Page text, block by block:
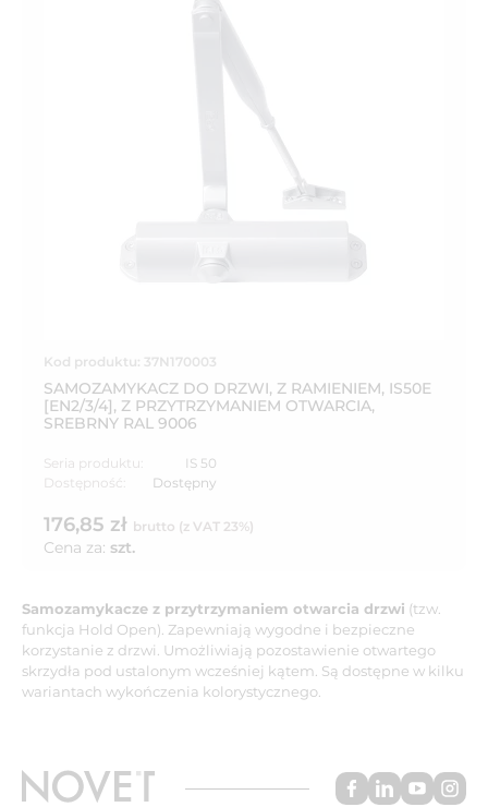
Kod produktu: 37N170003
SAMOZAMYKACZ DO DRZWI, Z RAMIENIEM, IS50E
[EN2/3/4], Z PRZYTRZYMANIEM OTWARCIA,
SREBRNY RAL 9006
Seria produktu:
IS 50
Dostępność:
Dostępny
176,85 zł brutto (z VAT 23%)
Cena za: szt.
Samozamykacze z przytrzymaniem otwarcia drzwi (tzw.
funkcja Hold Open). Zapewniają wygodne i bezpieczne
korzystanie z drzwi. Umożliwiają pozostawienie otwartego
skrzydła pod ustalonym wcześniej kątem. Są dostępne w kilku
wariantach wykończenia kolorystycznego.